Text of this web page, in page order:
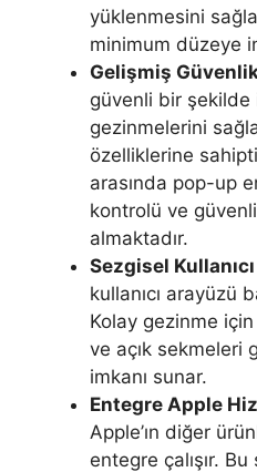
yüklenmesini
minimum düzeye
Gelişmiş
güvenli bir şekilde
gezinmelerini
özelliklerine
arasında pop-up
kontrolü ve
almaktadır.
Sezgisel
kullanıcı arayüzü
Kolay gezinme
ve açık sekmeleri
imkanı sunar.
Entegre Apple
Apple’ın diğer
entegre çalışır. Bu